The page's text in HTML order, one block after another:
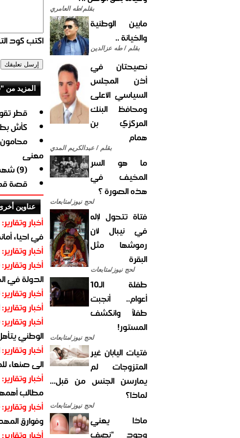
بقلم/طه العامري
مابين الوطنية
والخيانة ..
بقلم / طه عزالدين
نصيحتان في
أذن المجلس
السياسي الأعلى
ومحافظ البنك
المركزي بن
همام
بقلم / عبدالكريم المدي
ما هو السر
المخيف في
هذه الصورة ؟
لحج نيوز/متابعات
فتاة تتحول لإله
في نيبال لأن
رموشها مثل
البقرة
لحج نيوز/متابعات
طفلة الـ10
أعوام.. أنجبت
طفلاً وانكشف
المستور!
لحج نيوز/متابعات
فتيات اليابان غير
المتزوجات لم
يمارسن الجنس من قبل...
لماذا؟
لحج نيوز/متابعات
ماذا يعني
وجود "نصف
اكتب كود
المزيد
قطر
كأسٌ
محامون
معنى
(9) شهداء في قصف بارجات العدوان لمسجد بلحج
قصة
عناوين
أخبار وتقارير:
في احياء
أخبار وتقارير:
أخبار وتقارير:
الدولة في
أخبار وتقارير:
أخبار وتقارير:
أخبار وتقارير:
الوطني
أخبار وتقارير:
الى صنعاء
أخبار وتقارير:
مطالب
أخبار وتقارير:
وفوارق
أخبار وتقارير: